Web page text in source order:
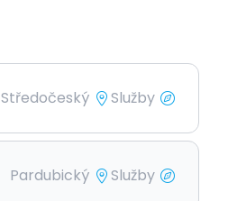
Středočeský Služby
Pardubický Služby